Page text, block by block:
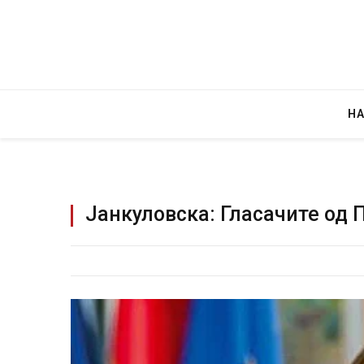
Јанкуловска: Гласачите од